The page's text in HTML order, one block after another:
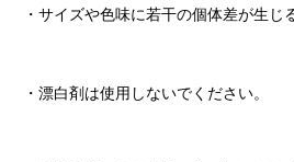
・サイズや色味に若干の個体差が生じ
・漂白剤は使用しないでください。